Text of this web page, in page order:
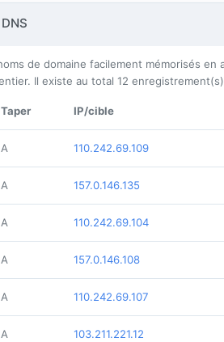
de domaine facilement mémorisés
Il existe au total 12 enregistrement(s)
Taper IP/cible
A 110.242.69.109
A 157.0.146.135
A 110.242.69.104
A 157.0.146.108
A 110.242.69.107
A 103.211.221.12